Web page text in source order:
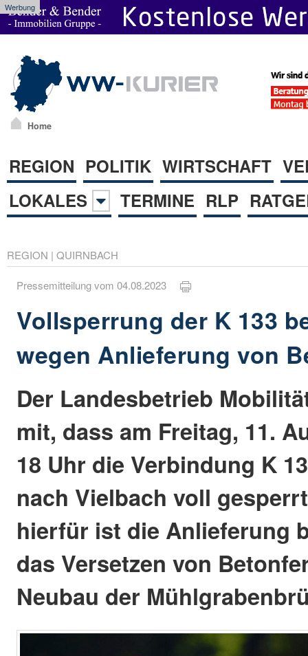
Werbung
Home
REGION POLITIK WIRTSCHAFT
LOKALES
TERMINE RLP
REGION | QUIRNBACH
Pressemitteilung vom 04.08.2023
Vollsperrung der K 133
wegen Anlieferung von
Der Landesbetrieb
mit, dass am Freitag, 11.
18 Uhr die Verbindung K
nach Vielbach voll
hierfür ist die Anlieferung
das Versetzen von
Neubau der